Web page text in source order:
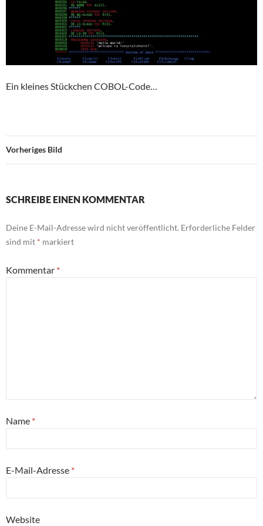
Ein kleines Stückchen COBOL-Code…
Vorheriges Bild
SCHREIBE EINEN KOMMENTAR
Deine E-Mail-Adresse wird nicht veröffentlicht. Erforderliche Felder
sind mit * markiert
Kommentar *
Name *
E-Mail-Adresse *
Website